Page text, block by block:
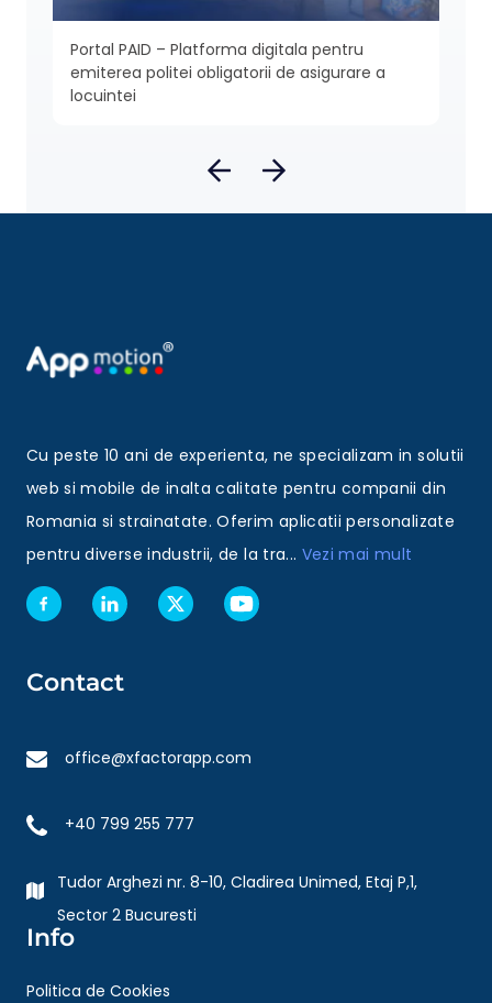
Portal PAID – Platforma digitala pentru
emiterea politei obligatorii de asigurare a
locuintei
Cu peste 10 ani de experienta, ne specializam in solutii
web si mobile de inalta calitate pentru companii din
Romania si strainatate. Oferim aplicatii personalizate
pentru diverse industrii, de la tra... Vezi mai mult
Contact
office@xfactorapp.com
+40 799 255 777
Tudor Arghezi nr. 8-10, Cladirea Unimed, Etaj P,1,
Sector 2 Bucuresti
Info
Politica de Cookies